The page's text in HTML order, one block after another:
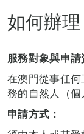
如何辦理
服務對象與申請
在澳門從事任
務的自然人（個
申請方式：